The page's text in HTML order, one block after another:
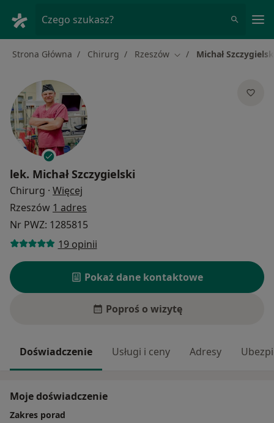
Czego szukasz?
Strona Główna Chirurg Rzeszów Zmień miasto
Michał
lek. Michał Szczygielski
Chirurg · Więcej
Rzeszów 1 adres
Nr PWZ: 1285815
19 opinii
Pokaż dane kontaktowe
Poproś o wizytę
Doświadczenie Usługi i ceny Adresy
Moje doświadczenie
Zakres porad